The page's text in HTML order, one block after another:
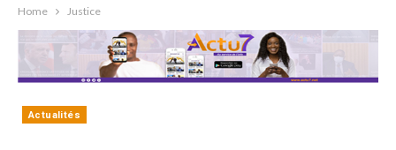
Home Justice
Actualités